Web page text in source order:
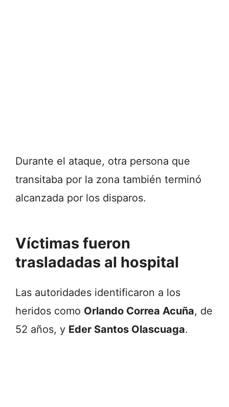
Durante el ataque, otra persona que
transitaba por la zona también terminó
alcanzada por los disparos.
Víctimas fueron
trasladadas al hospital
Las autoridades identificaron a los
heridos como Orlando Correa Acuña, de
52 años, y Eder Santos Olascuaga.